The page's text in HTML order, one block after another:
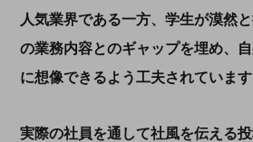
人気業界である一方、学生が漠然
の業務内容とのギャップを埋め、
に想像できるよう工夫されています
実際の社員を通して社風を伝える